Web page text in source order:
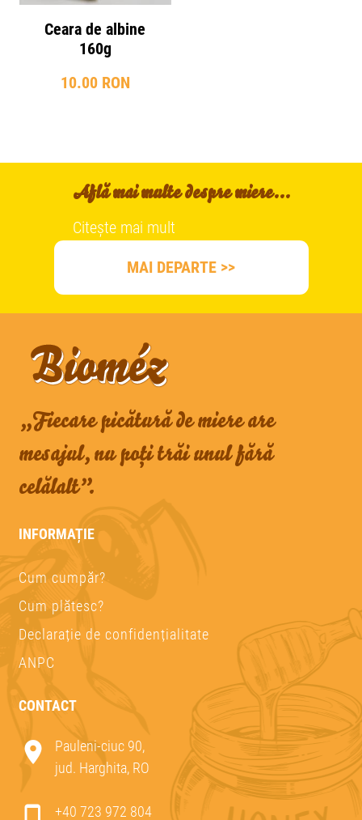
Ceara de albine
160g
10.00 RON
Află mai multe despre miere...
Citește mai mult
MAI DEPARTE >>
„Fiecare picătură de miere are
mesajul, nu poți trăi unul fără
celălalt”.
INFORMAȚIE
Cum cumpăr?
Cum plătesc?
Declarație de confidențialitate
ANPC
CONTACT
Pauleni-ciuc 90,
jud. Harghita, RO
+40 723 972 804